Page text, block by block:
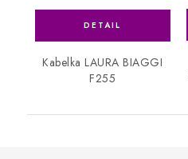
Kabelka LAURA BIAGGI
F255